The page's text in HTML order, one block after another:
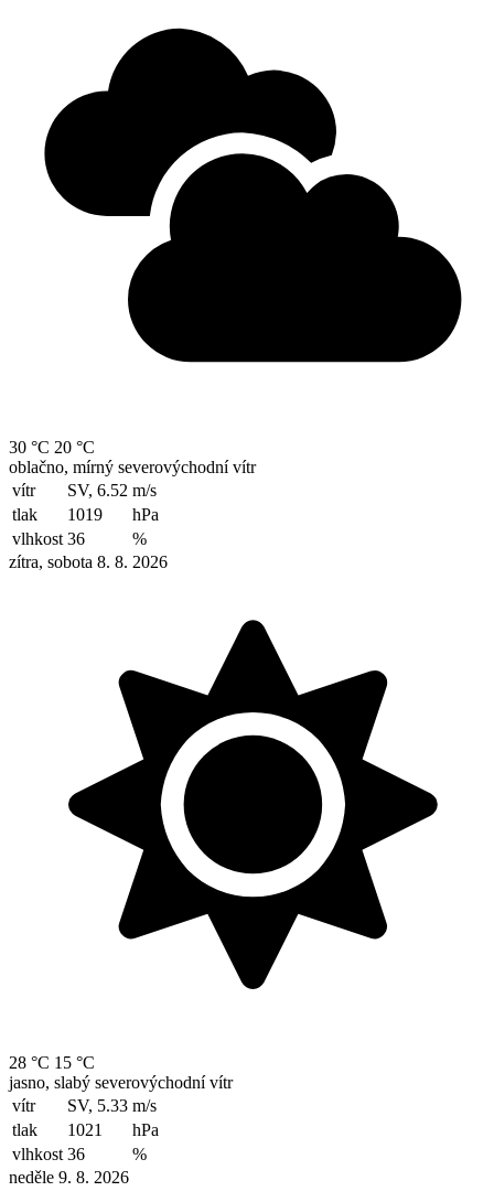
30 °C 20 °C
oblačno, mírný severovýchodní vítr
vítr
SV, 6.52 m/s
tlak
1019
hPa
vlhkost 36
%
zítra, sobota 8. 8. 2026
28 °C 15 °C
jasno, slabý severovýchodní vítr
vítr
SV, 5.33 m/s
tlak
1021
hPa
vlhkost 36
%
neděle 9. 8. 2026